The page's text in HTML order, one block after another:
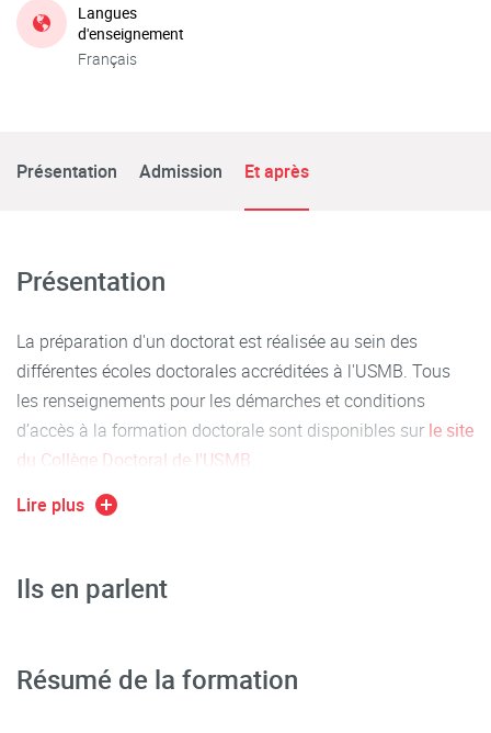
Langues
d'enseignement
Français
Présentation Admission Et après
Présentation
La préparation d'un doctorat est réalisée au sein des
différentes écoles doctorales accréditées à l'USMB. Tous
les renseignements pour les démarches et conditions
d’accès à la formation doctorale sont disponibles sur le site
du Collège Doctoral de l'USMB.
Lire plus
Ils en parlent
Résumé de la formation